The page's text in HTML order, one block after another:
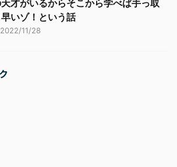
才がいるからそこから学べば手っ取
早いゾ！という話
2022/11/28